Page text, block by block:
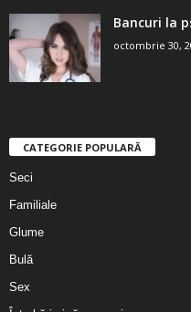
Bancuri la
octombrie 30,
CATEGORIE POPULARĂ
Seci
Familiale
Glume
Bulă
Sex